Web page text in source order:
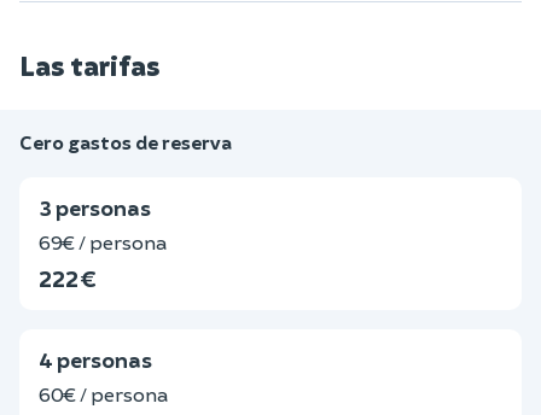
Las tarifas
Cero gastos de reserva
3 personas
69€ / persona
222 €
4 personas
60€ / persona